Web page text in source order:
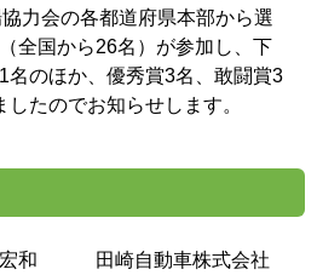
力会の各都道府県本部から選
全国から26名）が参加し、下
名のほか、優秀賞3名、敢闘賞3
たのでお知らせします。
田崎自動車株式会社